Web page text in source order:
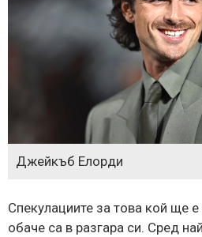
Джейкъб Елорди
Спекулациите за това кой ще е
обаче са в разгара си. Сред